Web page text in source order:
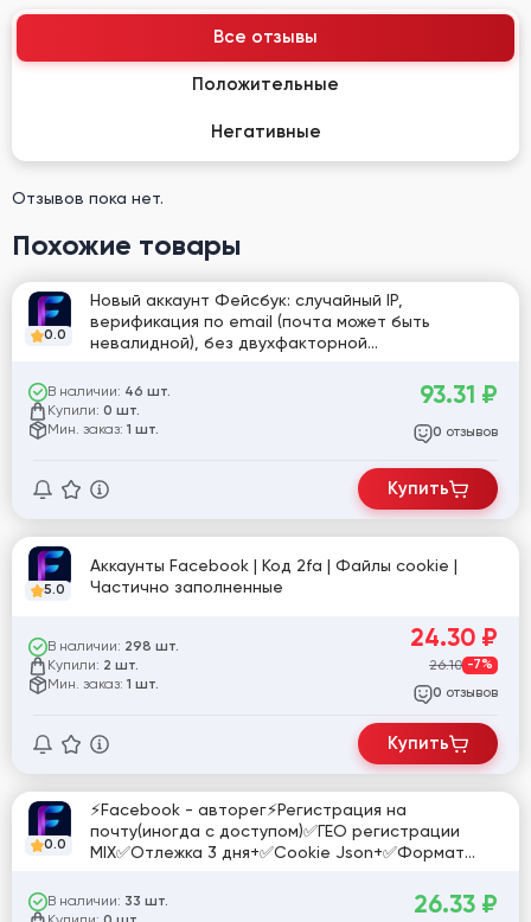
Все отзывы
Положительные
Негативные
Отзывов пока нет.
Похожие товары
0.0
Новый аккаунт Фейсбук: случайный IP,
верификация по email (почта может быть
невалидной), без двухфакторной
cookies
В наличии: 46 шт.
Купили: 0 шт.
Мин. заказ: 1 шт.
93.31 ₽
0 отзывов
Купить
5.0
Аккаунты Facebook | Код 2fa | Файлы cookie |
Частично заполненные
В наличии: 298 шт.
Купили: 2 шт.
Мин. заказ: 1 шт.
24.30 ₽
26.10 -7%
0 отзывов
Купить
0.0
⚡️Facebook - авторег⚡️Регистрация на
почту(иногда с доступом)✅ГЕО регистрации
MIX✅Отлежка 3 дня+✅Cookie Json+✅Формат
В наличии: 33 шт. 26.33 ₽